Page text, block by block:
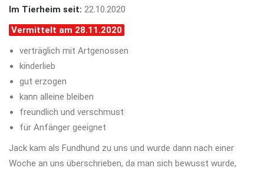
Im Tierheim seit: 22.10.2020
Vermittelt am 28.11.2020
verträglich mit Artgenossen
kinderlieb
gut erzogen
kann alleine bleiben
freundlich und verschmust
für Anfänger geeignet
Jack kam als Fundhund zu uns und wurde dann nach einer
Woche an uns überschrieben, da man sich bewusst wurde,